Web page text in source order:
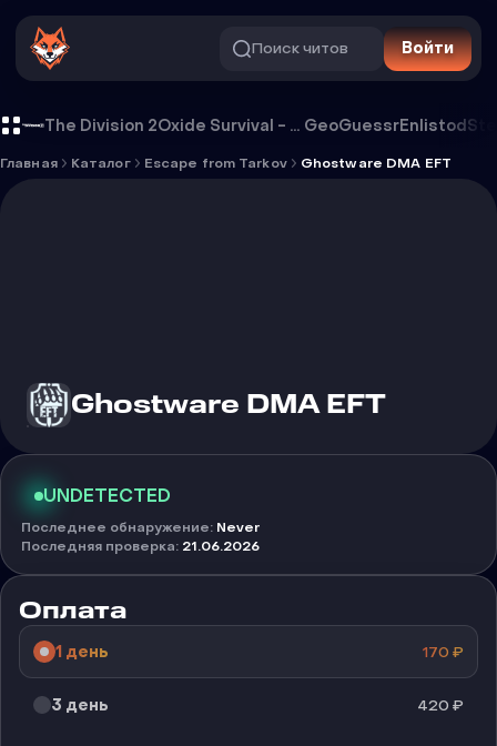
Поиск читов Войти
The Division 2 Oxide Survival - Rust Mobile GeoGuessrEnlistod
Главная Каталог Escape from Tarkov Ghostware DMA EFT
Ghostware DMA EFT
UNDETECTED
Последнее обнаружение: Never
Последняя проверка: 21.06.2026
Оплата
1 день 170 ₽
3 день 420 ₽